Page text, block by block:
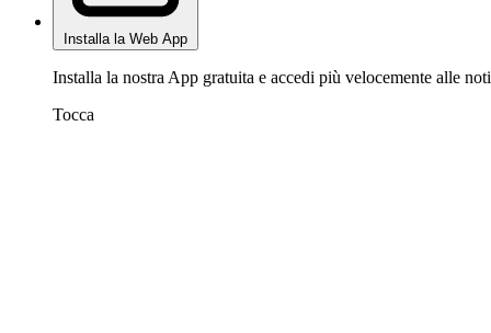
Installa la Web App
Installa la nostra App gratuita e accedi più velocemente alle
Tocca